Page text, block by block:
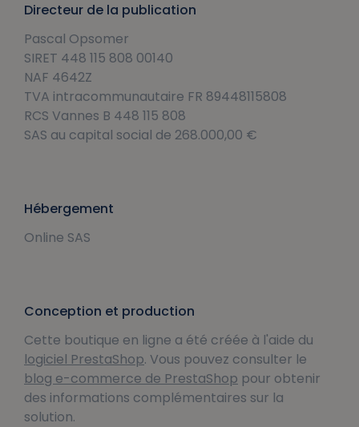
Directeur de la publication
Pascal Opsomer
SIRET 448 115 808 00140
NAF 4642Z
TVA intracommunautaire FR 89448115808
RCS Vannes B 448 115 808
SAS au capital social de 268.000,00 €
Hébergement
Online SAS
Conception et production
Cette boutique en ligne a été créée à l'aide du
logiciel PrestaShop. Vous pouvez consulter le
blog e-commerce de PrestaShop pour obtenir
des informations complémentaires sur la
solution.